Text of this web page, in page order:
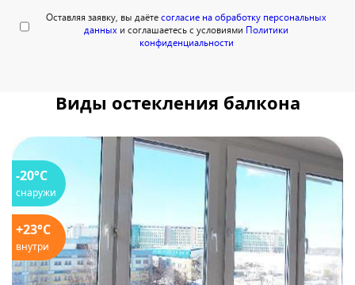
Оставляя заявку, вы даётесогласие на обработку персональных
данных и соглашаетесь с условиями Политики
конфиденциальности
Виды остекления балкона
-20°C
снаружи
+23°C
внутри